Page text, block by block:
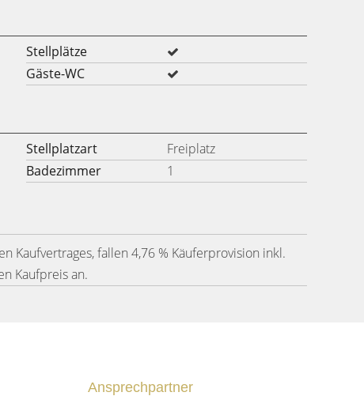
Stellplätze
Gäste-WC
Stellplatzart
Freiplatz
Badezimmer
1
Kaufvertrages, fallen 4,76 % Käuferprovision inkl.
Kaufpreis an.
Ansprechpartner